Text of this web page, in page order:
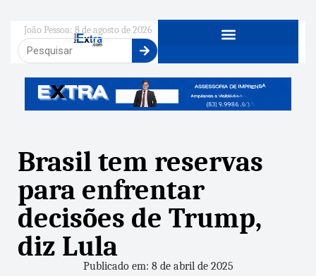
João Pessoa: 8 de agosto de 2026
Brasil tem reservas
para enfrentar
decisões de Trump,
diz Lula
Publicado em: 8 de abril de 2025